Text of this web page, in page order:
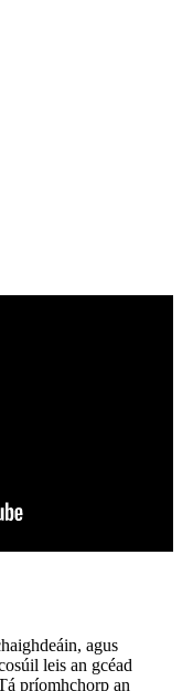
agus
leis an gcéad
príomhchorp an